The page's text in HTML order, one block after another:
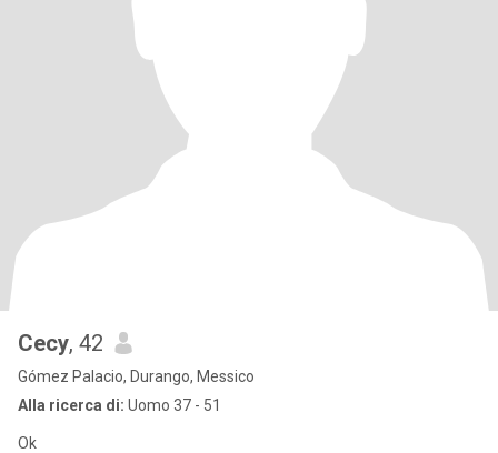
Cecy, 42
Gómez Palacio, Durango, Messico
Alla ricerca di: Uomo 37 - 51
Ok